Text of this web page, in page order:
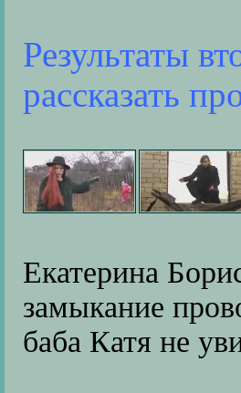
Результаты
рассказать
Екатерина
замыкание
баба Катя не